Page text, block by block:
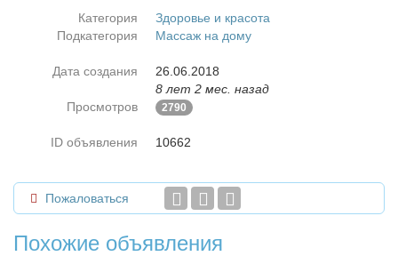
Категория
Здоровье и красота
Подкатегория
Массаж на дому
Дата создания
26.06.2018
8 лет 2 мес. назад
Просмотров
2790
ID объявления 10662
Пожаловаться
Похожие объявления